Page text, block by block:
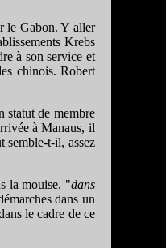
le Gabon. Y aller
Krebs
à son service et
chinois. Robert
statut de membre
à Manaus, il
semble-t-il, assez
la mouise, "dans
dans un
le cadre de ce